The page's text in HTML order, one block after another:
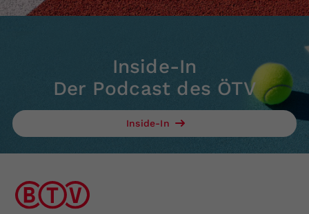
Inside-In
Der Podcast des ÖTV
Inside-In